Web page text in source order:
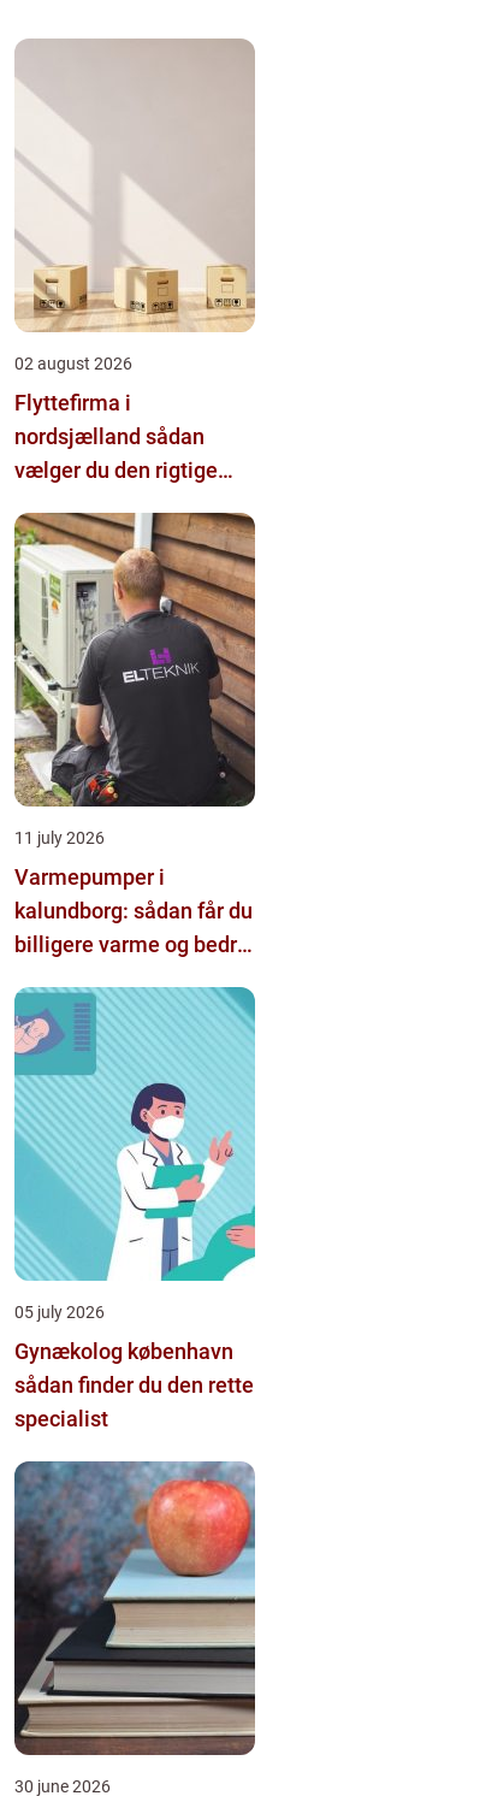
02 august 2026
Flyttefirma i
nordsjælland sådan
vælger du den rigtige
11 july 2026
Varmepumper i
kalundborg: sådan får du
billigere varme og bedre
05 july 2026
Gynækolog københavn
sådan finder du den rette
specialist
30 june 2026